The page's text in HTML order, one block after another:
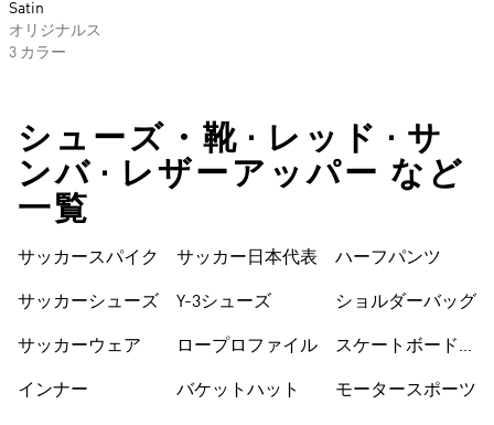
Satin
オリジナルス
3 カラー
シューズ・靴 • レッド • サ
ンバ • レザーアッパー など
一覧
サッカースパイク
サッカーシューズ
サッカーウェア
インナー
サッカー日本代表
Y-3シューズ
ロープロファイル
バケットハット
ハーフパンツ
ショルダーバッグ
スケートボードシ
モータースポーツ